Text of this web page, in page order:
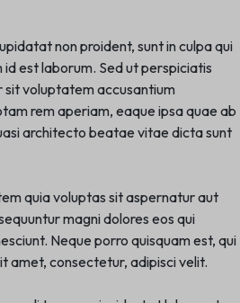
non proident, sunt in culpa qui
est laborum. Sed ut perspiciatis
sit voluptatem accusantium
rem aperiam, eaque ipsa quae ab
architecto beatae vitae dicta sunt
quia voluptas sit aspernatur aut
magni dolores eos qui
Neque porro quisquam est, qui
amet, consectetur, adipisci velit.